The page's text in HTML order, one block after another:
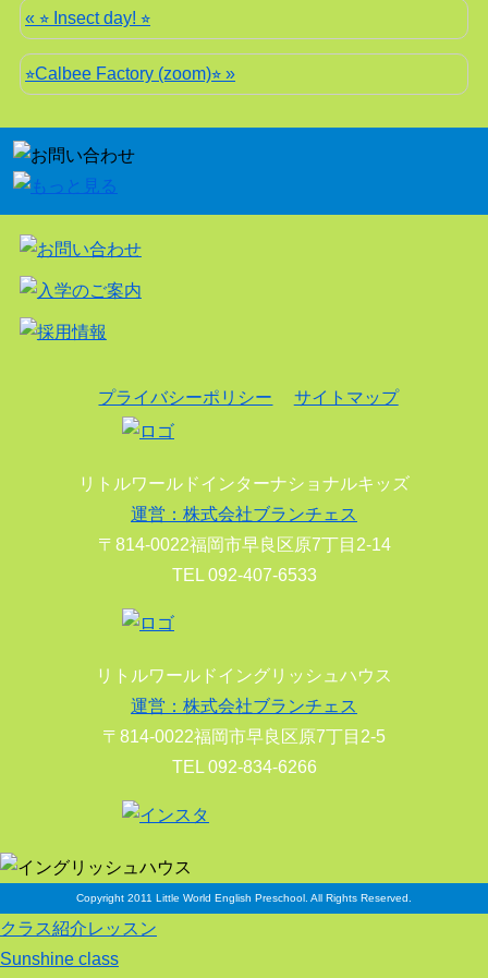
« ⭐︎ Insect day! ⭐︎
⭐︎Calbee Factory (zoom)⭐︎ »
プライバシーポリシー サイトマップ
リトルワールドインターナショナルキッズ
運営：株式会社ブランチェス
〒814-0022福岡市早良区原7丁目2-14
TEL 092-407-6533
リトルワールドイングリッシュハウス
運営：株式会社ブランチェス
〒814-0022福岡市早良区原7丁目2-5
TEL 092-834-6266
Copyright 2011 Little World English Preschool. All Rights Reserved.
クラス紹介レッスン
Sunshine class